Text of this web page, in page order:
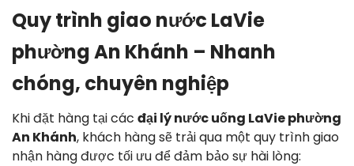
Quy trình giao nước LaVie
phường An Khánh – Nhanh
chóng, chuyên nghiệp
Khi đặt hàng tại các đại lý nước uống LaVie phường
An Khánh, khách hàng sẽ trải qua một quy trình giao
nhận hàng được tối ưu để đảm bảo sự hài lòng: